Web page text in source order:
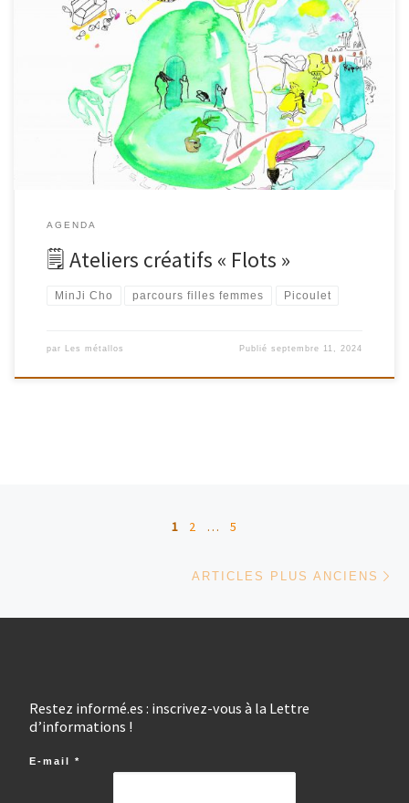
Ateliers créatifs « Flots » dessin/peinture avec MinJi Cho Samedi 12
OctobreDe 15h à 18hau Picoulet, 59 rue de la Fontaine au Roi,
75011 Paris Exploration des principes de la composition et du lien
des éléments concrets à l’imaginaire… en dessin, collage et
peinture à l’eau.Les participants sont invités à créer des […]
AGENDA
🗒 Ateliers créatifs « Flots »
MinJi Cho parcours filles femmes Picoulet
par Les métallos Publiéseptembre 11, 2024
Navigation dans les articles
1 2 … 5
ARTICLES PLUS ANCIENS
Restez informé.es : inscrivez-vous à la Lettre
d’informations !
E-mail *